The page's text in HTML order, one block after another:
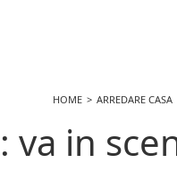
HOME ARREDARE CASA
va in